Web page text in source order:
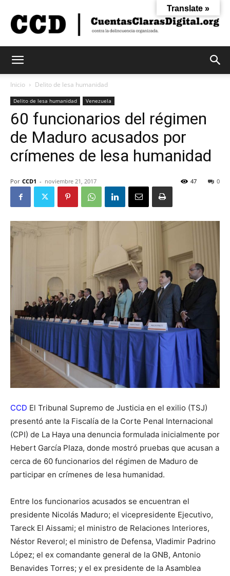
Claras
Digital
Inicio Delito de lesa humanidad
Delito de lesa humanidad Venezuela
60 funcionarios del régimen
de Maduro acusados por
crímenes de lesa humanidad
Por CCD1 - noviembre 21, 2017 0
47
CCD El Tribunal Supremo de Justicia en el exilio (TSJ)
presentó ante la Fiscalía de la Corte Penal Internacional
(CPI) de La Haya una denuncia formulada inicialmente por
Hebert García Plaza, donde mostró pruebas que acusan a
cerca de 60 funcionarios del régimen de Maduro de
participar en crímenes de lesa humanidad.
Entre los funcionarios acusados se encuentran el
presidente Nicolás Maduro; el vicepresidente Ejecutivo,
Tareck El Aissami; el ministro de Relaciones Interiores,
Néstor Reverol; el ministro de Defensa, Vladimir Padrino
López; el ex comandante general de la GNB, Antonio
Benavides Torres; y el ex presidente de la Asamblea
Translate »